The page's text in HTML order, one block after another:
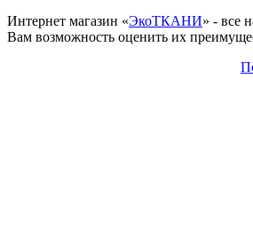
Интернет магазин «ЭкоТКАНИ» - все
Вам возможность оценить их